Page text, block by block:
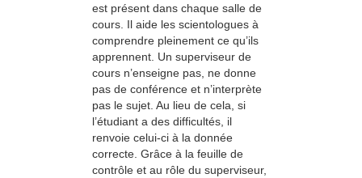
est présent dans chaque salle de
cours. Il aide les scientologues à
comprendre pleinement ce qu’ils
apprennent. Un superviseur de
cours n’enseigne pas, ne donne
pas de conférence et n’interprète
pas le sujet. Au lieu de cela, si
l’étudiant a des difficultés, il
renvoie celui-ci à la donnée
correcte. Grâce à la feuille de
contrôle et au rôle du superviseur,